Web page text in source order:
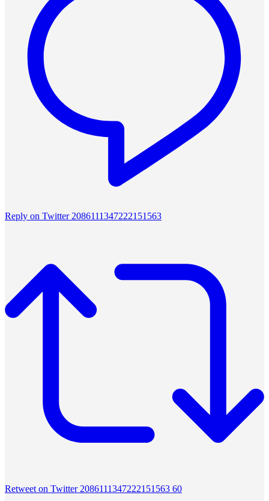
Reply on Twitter 2086111347222151563
Retweet on Twitter 2086111347222151563 60